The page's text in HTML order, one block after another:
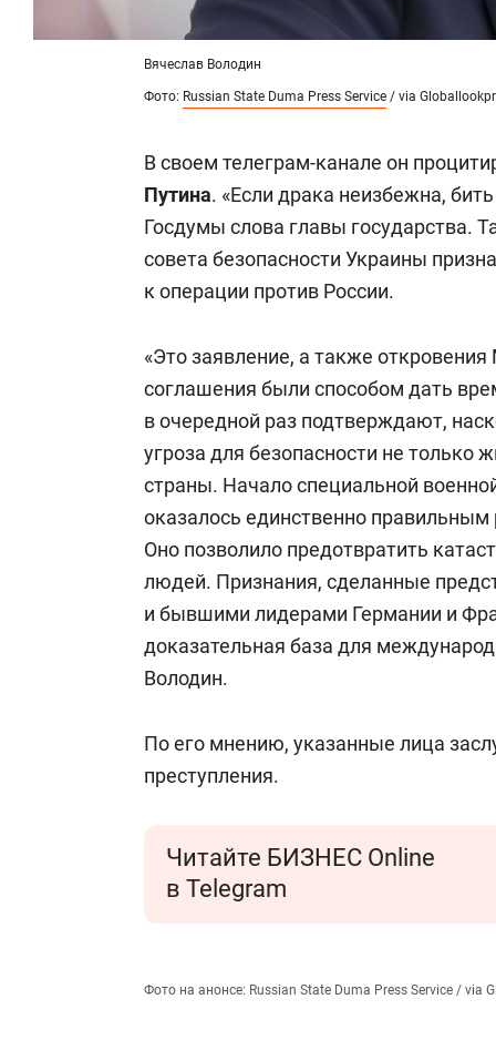
Вячеслав Володин
Фото: Russian State Duma Press Service / via
В своем телеграм-канале он
Путина. «Если драка неизбежна,
Госдумы слова главы государства.
совета безопасности Украины
к операции против России.
«Это заявление, а также
соглашения были способом дать
в очередной раз подтверждают,
угроза для безопасности не только
страны. Начало специальной
оказалось единственно
Оно позволило предотвратить
людей. Признания, сделанные
и бывшими лидерами Германии и
доказательная база для
Володин.
По его мнению, указанные лица
преступления.
Читайте БИЗНЕС Online
в Telegram
Фото на анонсе: Russian State Duma Press Service / via